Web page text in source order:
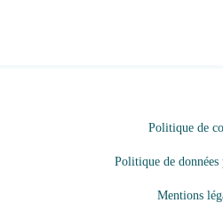
Politique de
Politique de données
Mentions